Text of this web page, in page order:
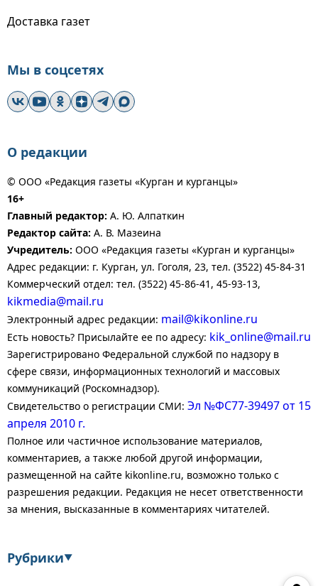
Доставка газет
Мы в соцсетях
О редакции
© ООО «Редакция газеты «Курган и курганцы»
16+
Главный редактор: А. Ю. Алпаткин
Редактор сайта: А. В. Мазеина
Учредитель: ООО «Редакция газеты «Курган и курганцы»
Адрес редакции: г. Курган, ул. Гоголя, 23, тел. (3522) 45-84-31
Коммерческий отдел: тел. (3522) 45-86-41, 45-93-13,
kikmedia@mail.ru
Электронный адрес редакции: mail@kikonline.ru
Есть новость? Присылайте ее по адресу: kik_online@mail.ru
Зарегистрировано Федеральной службой по надзору в
сфере связи, информационных технологий и массовых
коммуникаций (Роскомнадзор).
Свидетельство о регистрации СМИ: Эл №ФС77-39497 от 15
апреля 2010 г.
Полное или частичное использование материалов,
комментариев, а также любой другой информации,
размещенной на сайте kikonline.ru, возможно только с
разрешения редакции. Редакция не несет ответственности
за мнения, высказанные в комментариях читателей.
Рубрики▼